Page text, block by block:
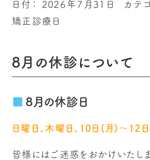
日付： 2026年7月31日 カテゴ
矯正診療日
8月の休診について
8月の休診日
日曜日、木曜日、10日(月)～12
皆様にはご迷惑をおかけいたしま